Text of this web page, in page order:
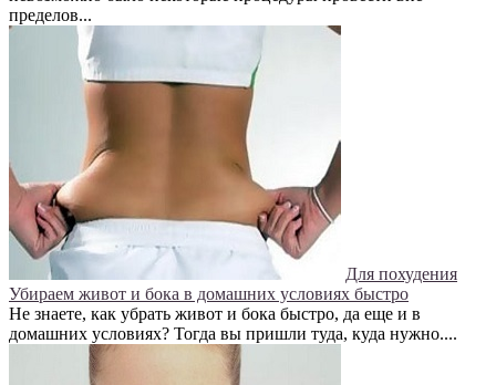
пределов...
Для похудения
Убираем живот и бока в домашних условиях быстро
Не знаете, как убрать живот и бока быстро, да еще и в
домашних условиях? Тогда вы пришли туда, куда нужно....